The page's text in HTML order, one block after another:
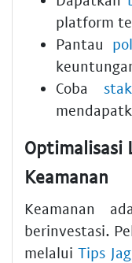
platform
Pantau
Coba
Optimalisasi
Keamanan
Keamanan
berinvestasi.
melaluiTips